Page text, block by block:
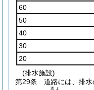
60
50
40
30
20
(排水施設)
第29条
道路には、排水
きょ